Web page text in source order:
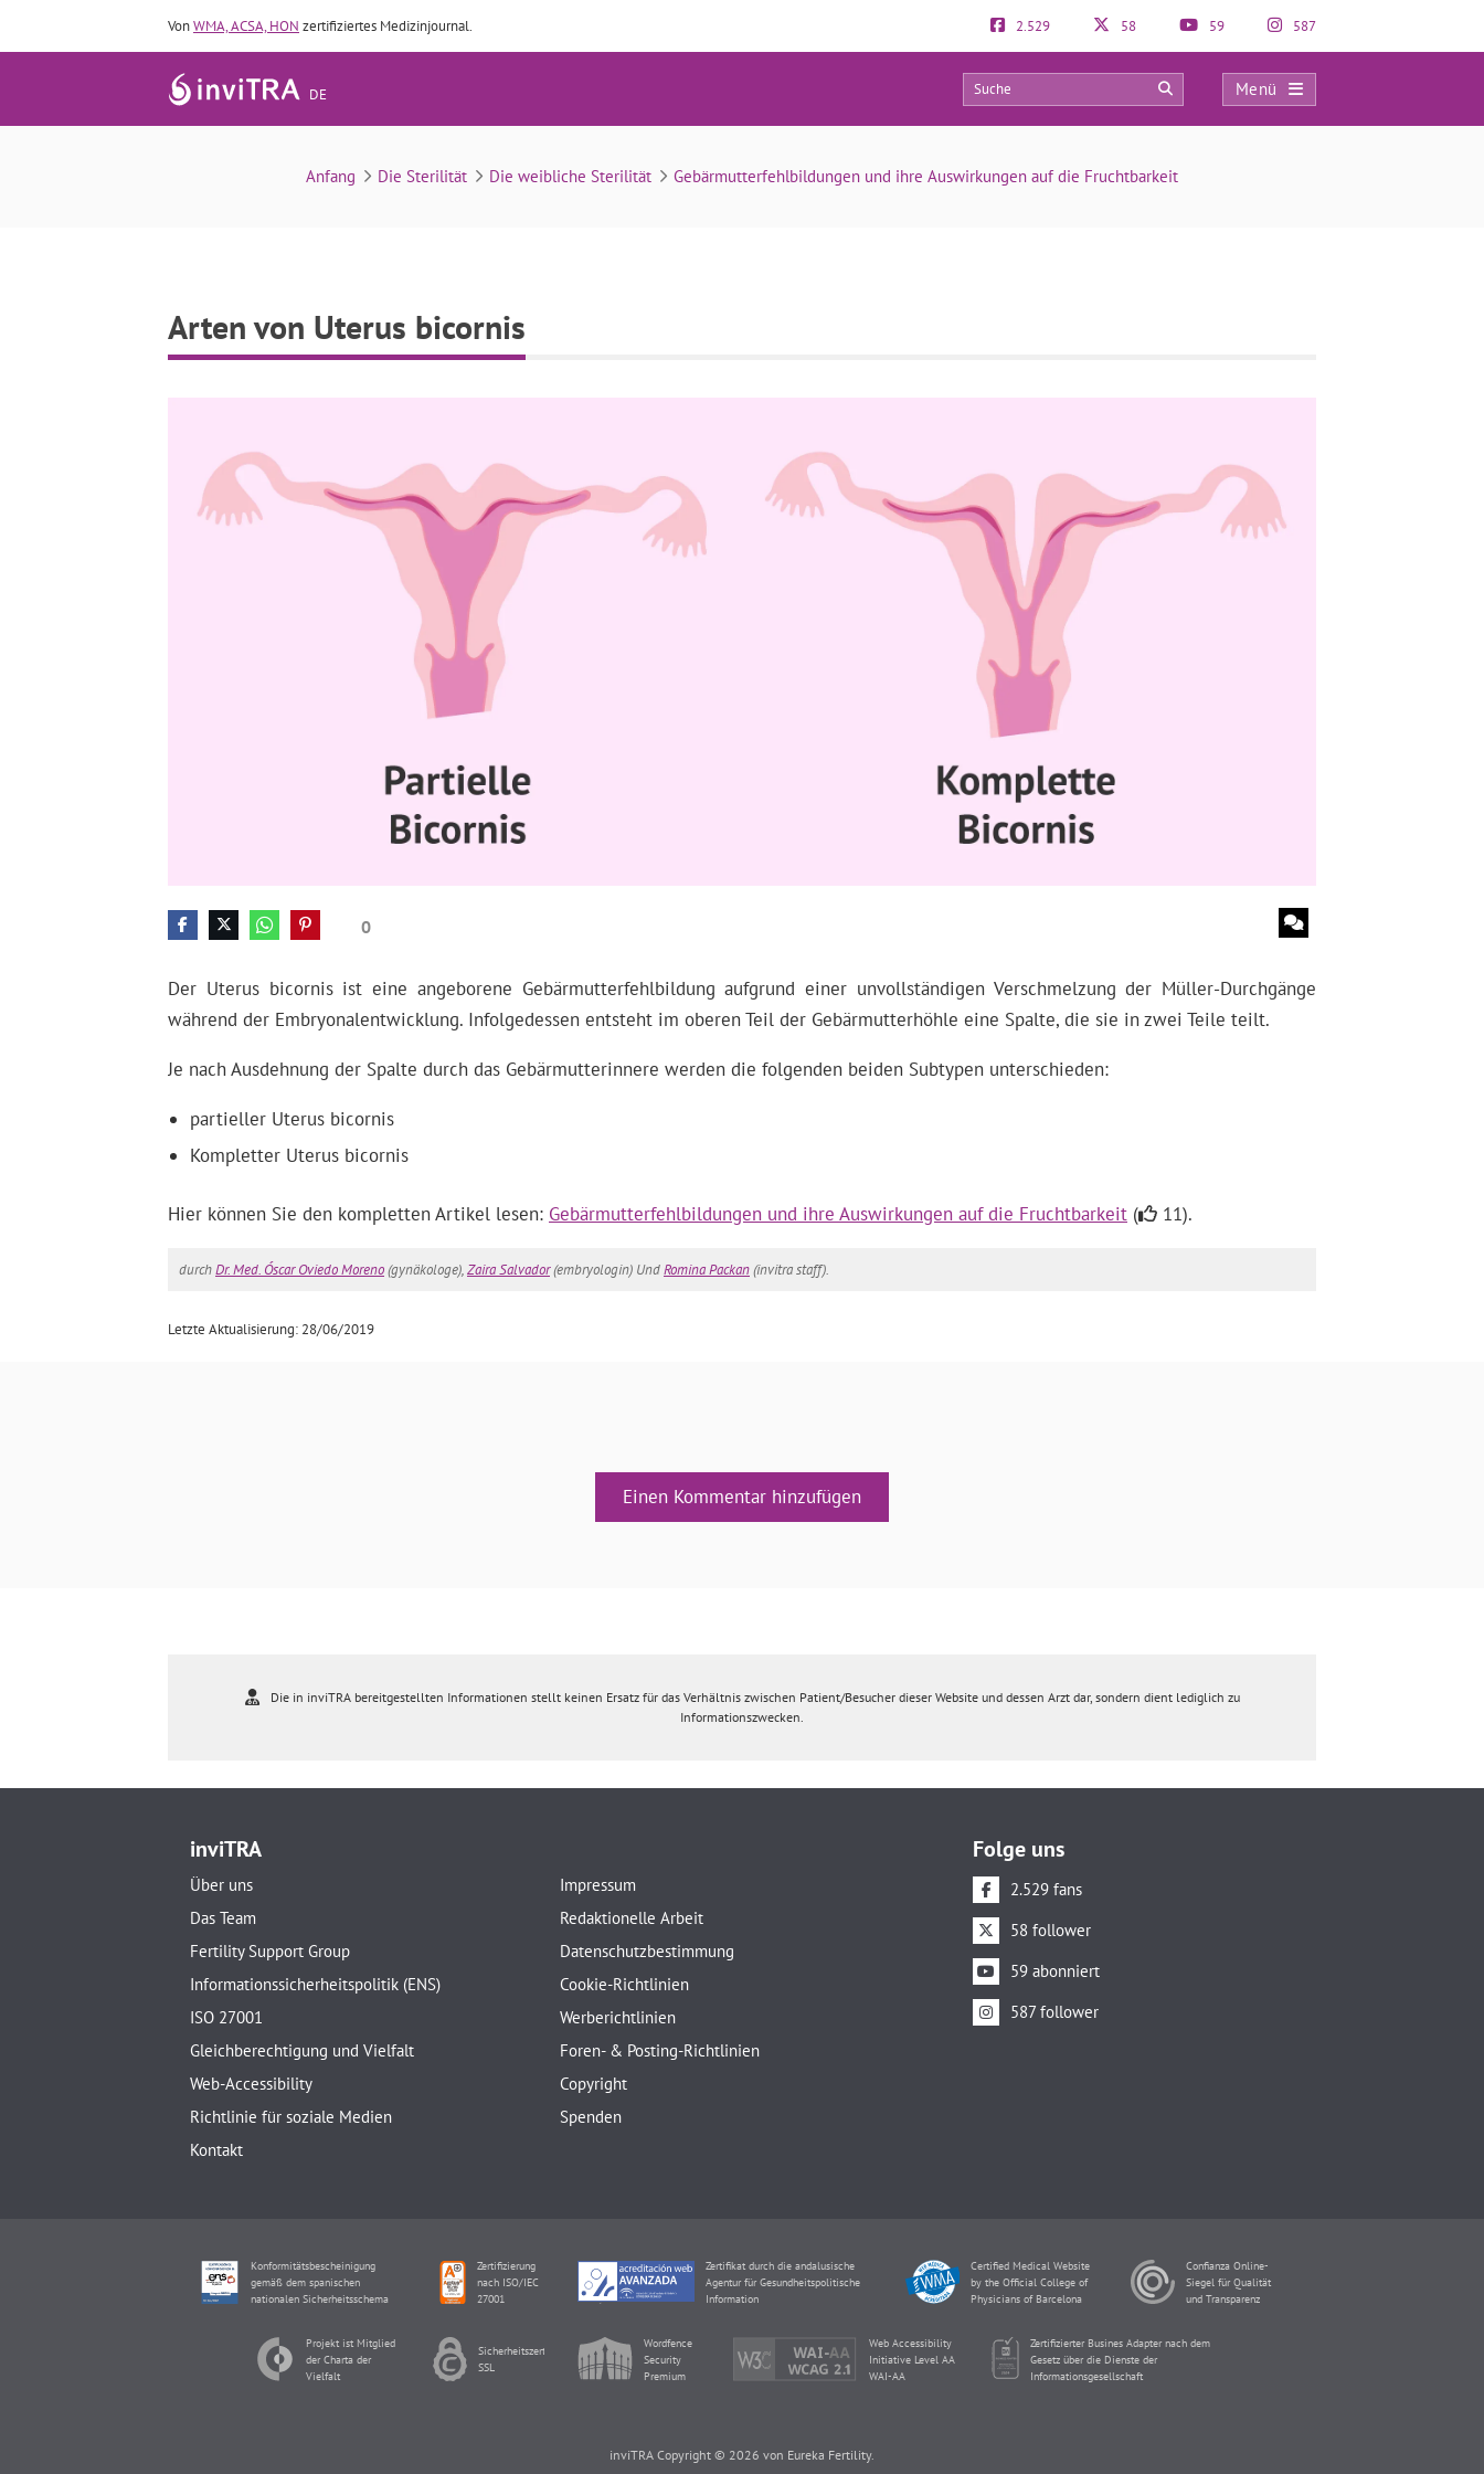
VonWMA, ACSA, HON zertifiziertes Medizinjournal. 2.529 58 59 587
DE
Menü
Arten von Uterus bicornis
0 0
Anfang Die Sterilität Die weibliche Sterilität Gebärmutterfehlbildungen und ihre Auswirkungen auf die Fruchtbarkeit
Arten von Uterus bicornis
0
Der Uterus bicornis ist eine angeborene Gebärmutterfehlbildung aufgrund einer unvollständigen Verschmelzung der Müller-Durchgänge
während der Embryonalentwicklung. Infolgedessen entsteht im oberen Teil der Gebärmutterhöhle eine Spalte, die sie in zwei Teile teilt.
Je nach Ausdehnung der Spalte durch das Gebärmutterinnere werden die folgenden beiden Subtypen unterschieden:
partieller Uterus bicornis
Kompletter Uterus bicornis
Hier können Sie den kompletten Artikel lesen: Gebärmutterfehlbildungen und ihre Auswirkungen auf die Fruchtbarkeit ( 11).
durchDr. Med. Óscar Oviedo Moreno(gynäkologe),Zaira Salvador(embryologin) UndRomina Packan(invitra staff).
Letzte Aktualisierung: 28/06/2019
Einen Kommentar hinzufügen
Die in inviTRA bereitgestellten Informationen stellt keinen Ersatz für das Verhältnis zwischen Patient/Besucher dieser Website und dessen Arzt dar, sondern dient lediglich zu
Informationszwecken.
inviTRA
Über uns
Das Team
Fertility Support Group
Informationssicherheitspolitik (ENS)
ISO 27001
Gleichberechtigung und Vielfalt
Web-Accessibility
Richtlinie für soziale Medien
Kontakt
Impressum
Redaktionelle Arbeit
Datenschutzbestimmung
Cookie-Richtlinien
Werberichtlinien
Foren- & Posting-Richtlinien
Copyright
Spenden
Folge uns
2.529 fans
58 follower
59 abonniert
587 follower
Konformitätsbescheinigung
gemäß dem spanischen
nationalen Sicherheitsschema
Zertifizierung
nach ISO/IEC
27001
Zertifikat durch die andalusische
Agentur für Gesundheitspolitische
Information
Certified Medical Website
by the Official College of
Physicians of Barcelona
Confianza Online-
Siegel für Qualität
und Transparenz
Projekt ist Mitglied
der Charta der
Vielfalt
Sicherheitszertifikat
SSL
Wordfence
Security
Premium
Web Accessibility
Initiative Level AA
WAI-AA
Zertifizierter Busines Adapter nach dem
Gesetz über die Dienste der
Informationsgesellschaft
inviTRA Copyright © 2026 von Eureka Fertility.